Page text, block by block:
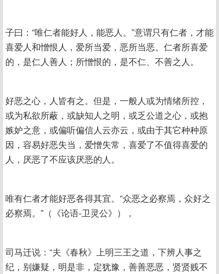
子曰：“唯仁者能好人，能恶人。”意谓只有仁者，才能
喜爱人和憎恨人，爱所当爱，恶所当恶。仁者所喜爱
的，是仁人善人；所憎恨的，是不仁、不善之人。
好恶之心，人皆有之。但是，一般人或为情绪所控，
或为私欲所蔽，或缺知人之明，或乏公道之心，或抱
嫉妒之意，或偏听偏信人云亦云，或由于其它种种原
因，容易好恶失当，爱憎失常，喜爱了不值得喜爱的
人，厌恶了不应该厌恶的人。
唯有仁者才能好恶各得其宜。“众恶之必察焉，众好之
必察焉。”（《论语-卫灵公》），
司马迁说：“夫《春秋》上明三王之道，下辨人事之
纪，别嫌疑，明是非，定犹豫，善善恶恶，贤贤贱不